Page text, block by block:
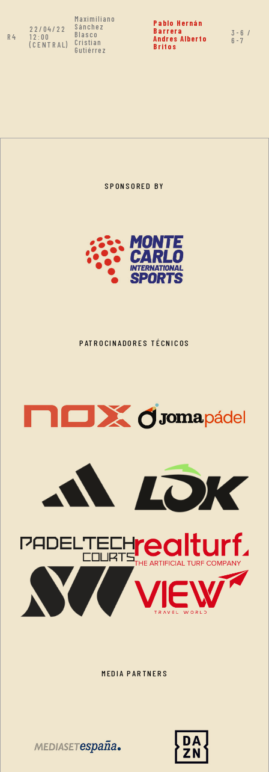
R4
22/04/22
12:00
(CENTRAL)
Maximiliano
Sánchez
Blasco
Cristian
Gutiérrez
Pablo Hernán
Barrera
Andres Alberto
Britos
3-6 /
6-7
SPONSORED BY
PATROCINADORES TÉCNICOS
MEDIA PARTNERS